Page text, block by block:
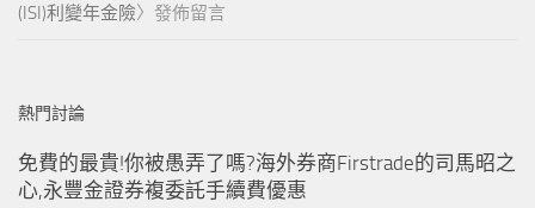
(ISI)利變年金險〉發佈留言
熱門討論
免費的最貴!你被愚弄了嗎?海外券商Firstrade的司馬昭之
心,永豐金證券複委託手續費優惠